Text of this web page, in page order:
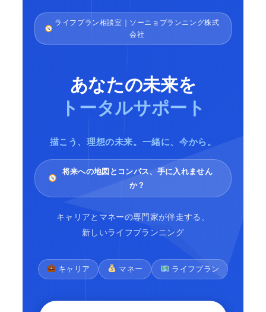
ライフプラン相談室｜ソーニョプランニング株式
会社
あなたの未来を
トータルサポート
描こう、理想の未来。一緒に、今から。
将来への地図とコンパス、手に入れません
か？
キャリアとマネーの専門家が伴走する、
新しいライフプランニング
キャリア マネー ライフプラン